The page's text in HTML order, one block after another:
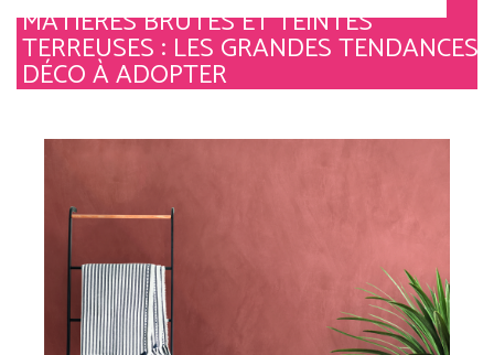
MATIÈRES BRUTES ET TEINTES
TERREUSES : LES GRANDES TENDANCES
DÉCO À ADOPTER